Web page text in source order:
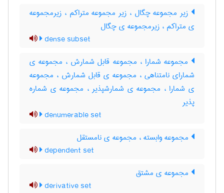
زیر مجموعه چگال ، زیر مجموعه متراکم ، زیرمجموعه
ی متراکم ، زیرمجموعه ی چگال
dense subset
مجموعه شمارا ، مجموعه قابل شمارش ، مجموعه ی
شمارای نامتناهی ، مجموعه ی قابل شمارش ، مجموعه
ی شمارا ، مجموعه ی شمارشپذیر ، مجموعه ی شماره
پذیر
denumerable set
مجموعه وابسته ، مجموعه ی نامستقل
dependent set
مجموعه ی مشتق
derivative set